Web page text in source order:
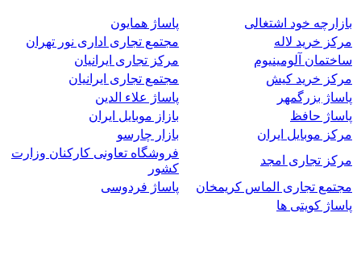
بازارچه خود اشتغالی
پاساژ همایون
مرکز خرید لاله
مجتمع تجاری اداری نور تهران
ساختمان آلومینیوم
مرکز تجاری ایرانیان
مرکز خرید کیش
مجتمع تجاری ایرانیان
پاساژ بزرگمهر
پاساژ علاء الدین
پاساژ حافظ
بازاز موبایل ایران
مرکز موبایل ایران
بازار چارسو
مرکز تجاری امجد
فروشگاه تعاونی کارکنان وزارت
کشور
مجتمع تجاری الماس کریمخان
پاساژ فردوسی
پاساژ کویتی ها